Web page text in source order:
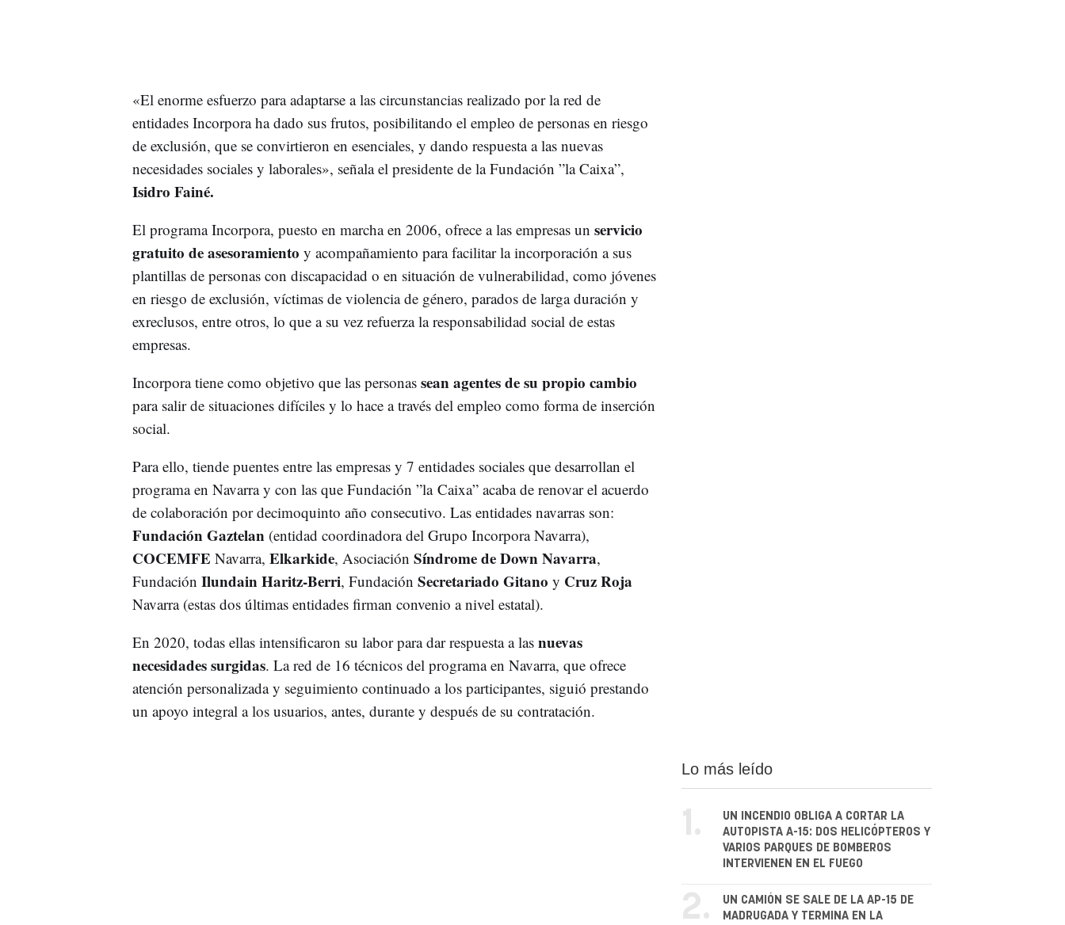
«El enorme esfuerzo para adaptarse a las circunstancias realizado por la red de
entidades Incorpora ha dado sus frutos, posibilitando el empleo de personas en riesgo
de exclusión, que se convirtieron en esenciales, y dando respuesta a las nuevas
necesidades sociales y laborales», señala el presidente de la Fundación ”la Caixa”,
Isidro Fainé.
El programa Incorpora, puesto en marcha en 2006, ofrece a las empresas un servicio
gratuito de asesoramiento y acompañamiento para facilitar la incorporación a sus
plantillas de personas con discapacidad o en situación de vulnerabilidad, como jóvenes
en riesgo de exclusión, víctimas de violencia de género, parados de larga duración y
exreclusos, entre otros, lo que a su vez refuerza la responsabilidad social de estas
empresas.
Incorpora tiene como objetivo que las personassean agentes de su propio cambio
para salir de situaciones difíciles y lo hace a través del empleo como forma de inserción
social.
Para ello, tiende puentes entre las empresas y 7 entidades sociales que desarrollan el
programa en Navarra y con las que Fundación ”la Caixa” acaba de renovar el acuerdo
de colaboración por decimoquinto año consecutivo. Las entidades navarras son:
Fundación Gaztelan (entidad coordinadora del Grupo Incorpora Navarra),
COCEMFE Navarra, Elkarkide, Asociación Síndrome de Down Navarra,
Fundación Ilundain Haritz-Berri, Fundación Secretariado Gitano y Cruz Roja
Navarra (estas dos últimas entidades firman convenio a nivel estatal).
En 2020, todas ellas intensificaron su labor para dar respuesta a las nuevas
necesidades surgidas. La red de 16 técnicos del programa en Navarra, que ofrece
atención personalizada y seguimiento continuado a los participantes, siguió prestando
un apoyo integral a los usuarios, antes, durante y después de su contratación.
Lo más leído
1.
UN INCENDIO OBLIGA A CORTAR LA
AUTOPISTA A-15: DOS HELICÓPTEROS Y
VARIOS PARQUES DE BOMBEROS
INTERVIENEN EN EL FUEGO
2.
UN CAMIÓN SE SALE DE LA AP-15 DE
MADRUGADA Y TERMINA EN LA